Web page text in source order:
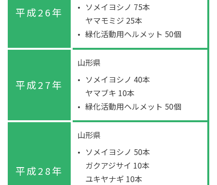
平成26年
ソメイヨシノ 75本
ヤマモミジ 25本
緑化活動用ヘルメット 50個
平成27年
山形県
ソメイヨシノ 40本
ヤマブキ 10本
緑化活動用ヘルメット 50個
平成28年
山形県
ソメイヨシノ 50本
ガクアジサイ 10本
ユキヤナギ 10本